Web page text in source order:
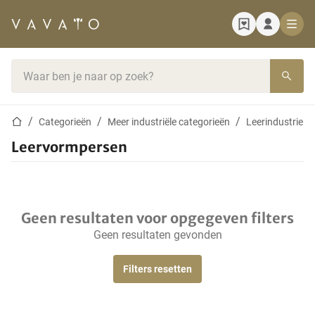
StartpaginaCategorieën Meer industriële categorieën Leerindustrie
Leervormpersen
Geen resultaten voor opgegeven filters
Geen resultaten gevonden
Filters resetten